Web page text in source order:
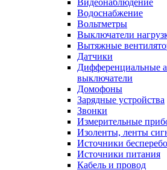
Водоснабжение
Вольтметры
Выключатели
Вытяжные
Датчики
Дифференциальные
выключатели
Домофоны
Зарядные устройства
Звонки
Измерительные
Изоленты, ленты
Источники
Источники питания
Кабель и провод